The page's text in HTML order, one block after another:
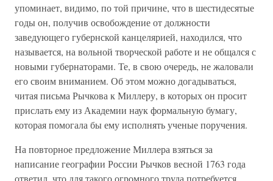
упоминает, видимо, по той причине, что в шестидесятые
годы он, получив освобождение от должности
заведующего губернской канцелярией, находился, что
называется, на вольной творческой работе и не общался с
новыми губернаторами. Те, в свою очередь, не жаловали
его своим вниманием. Об этом можно догадываться,
читая письма Рычкова к Миллеру, в которых он просит
прислать ему из Академии наук формальную бумагу,
которая помогала бы ему исполнять ученые поручения.
На повторное предложение Миллера взяться за
написание географии России Рычков весной 1763 года
ответил, что для такого огромного труда потребуется